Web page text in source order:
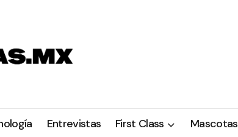
Entrevistas First Class Mascotas